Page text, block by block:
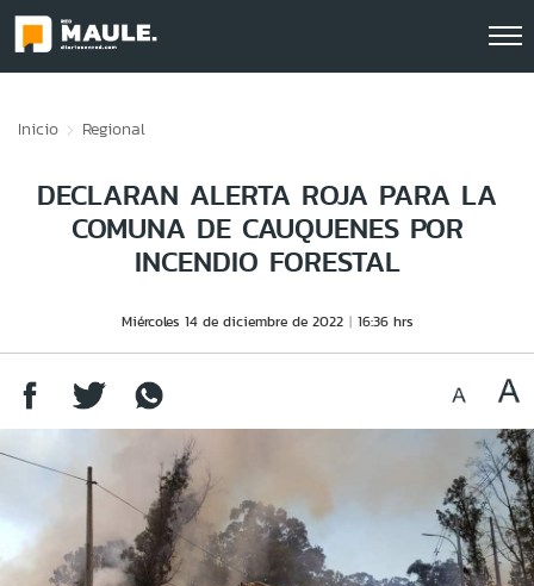
Inicio Regional
DECLARAN ALERTA ROJA PARA LA
COMUNA DE CAUQUENES POR
INCENDIO FORESTAL
Miércoles 14 de diciembre de 2022 16:36 hrs